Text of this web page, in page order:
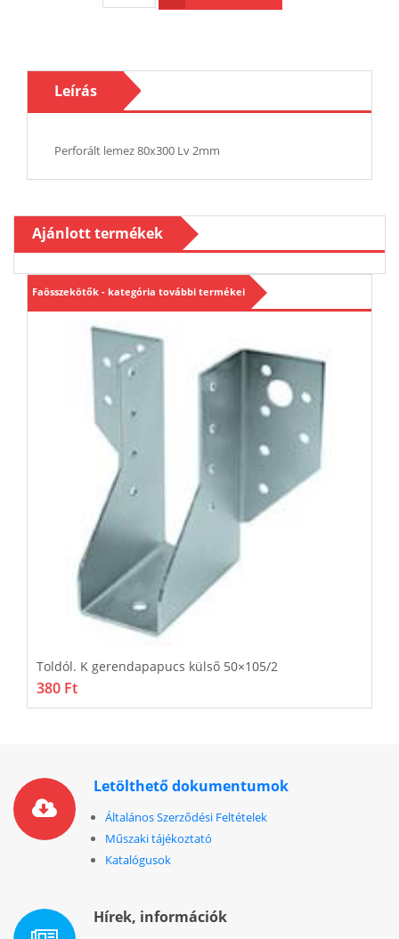
Leírás
Perforált lemez 80x300 Lv 2mm
Ajánlott termékek
Faösszekötők - kategória további termékei
Toldól. K gerendapapucs külső 50×105/2
380 Ft
Letölthető dokumentumok
Általános Szerződési Feltételek
Műszaki tájékoztató
Katalógusok
Hírek, információk